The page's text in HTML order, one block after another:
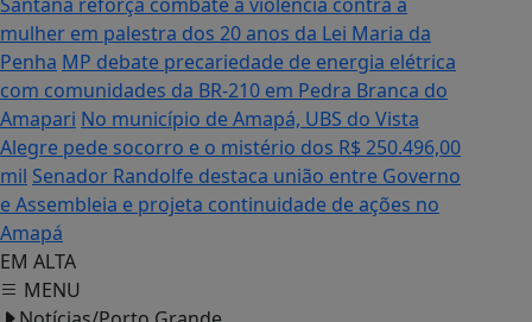
mulher em palestra dos 20 anos da Lei Maria da
Penha MP debate precariedade de energia elétrica
com comunidades da BR-210 em Pedra Branca do
Amapari No município de Amapá, UBS do Vista
Alegre pede socorro e o mistério dos R$ 250.496,00
mil Senador Randolfe destaca união entre Governo
e Assembleia e projeta continuidade de ações no
Amapá
EM ALTA
MENU